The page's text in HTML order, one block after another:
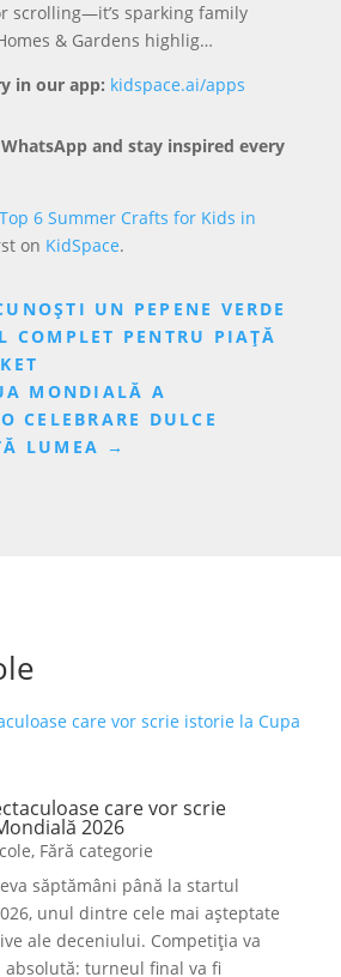
scrolling—it’s sparking family
& Gardens highlig…
in our app: kidspace.ai/apps
WhatsApp and stay inspired every
Top 6 Summer Crafts for Kids in
on KidSpace.
UN PEPENE VERDE
COMPLET PENTRU PIAȚĂ
MONDIALĂ A
CELEBRARE DULCE
LUMEA →
care vor scrie
2026
, Fără categorie
săptămâni până la startul
unul dintre cele mai așteptate
ale deceniului. Competiția va
turneul final va fi